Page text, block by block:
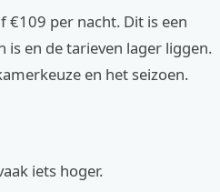
€109 per nacht. Dit is een
en de tarieven lager liggen.
en het seizoen.
iets hoger.